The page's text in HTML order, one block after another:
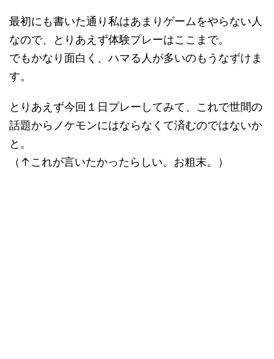
最初にも書いた通り私はあまりゲームをやらない人
なので、とりあえず体験プレーはここまで。
でもかなり面白く、ハマる人が多いのもうなずけま
す。
とりあえず今回１日プレーしてみて、これで世間の
話題からノケモンにはならなくて済むのではないか
と。
（↑これが言いたかったらしい。お粗末。）